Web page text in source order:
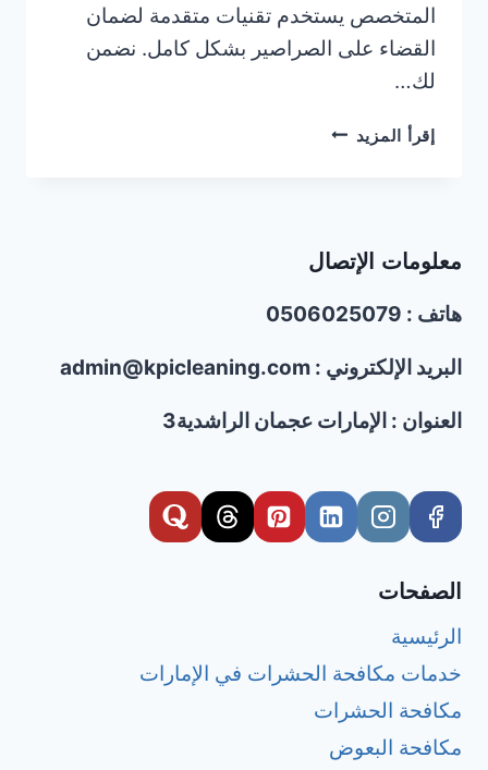
المتخصص يستخدم تقنيات متقدمة لضمان
القضاء على الصراصير بشكل كامل. نضمن
لك…
إقرأ المزيد شركة
القيوين/0506025079
معلومات الإتصال
هاتف : 0506025079
البريد الإلكتروني : admin@kpicleaning.com
العنوان : الإمارات عجمان الراشدية3
الصفحات
الرئيسية
خدمات مكافحة الحشرات في الإمارات
مكافحة الحشرات
مكافحة البعوض